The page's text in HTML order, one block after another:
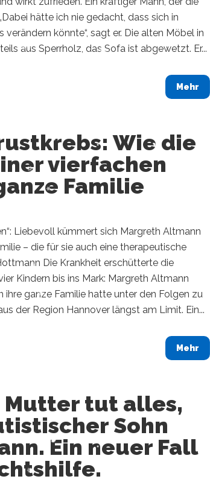
hätte ich nie gedacht, dass sich in
könnte“, sagt er. Die alten Möbel in
aus Sperrholz, das Sofa ist abgewetzt. Er...
Mehr
Wie die
vierfachen
Familie
Liebevoll kümmert sich Margreth Altmann
– die für sie auch eine therapeutische
Die Krankheit erschütterte die
Kindern bis ins Mark: Margreth Altmann
ganze Familie hatte unter den Folgen zu
der Region Hannover längst am Limit. Ein...
Mehr
Mutter tut alles,
Sohn
Ein neuer Fall